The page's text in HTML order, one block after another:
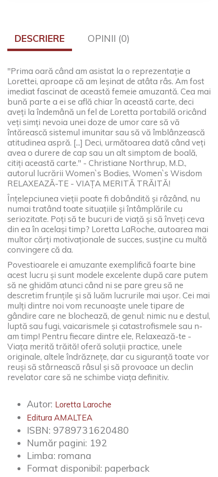
DESCRIERE OPINII (0)
"Prima oară când am asistat la o reprezentație a
Lorettei, aproape că am leșinat de atâta râs. Am fost
imediat fascinat de această femeie amuzantă. Cea mai
bună parte a ei se află chiar în această carte, deci
aveți la îndemână un fel de Loretta portabilă oricând
veți simți nevoia unei doze de umor care să vă
întărească sistemul imunitar sau să vă îmblânzească
atitudinea aspră. [...] Deci, următoarea dată când veți
avea o durere de cap sau un alt simptom de boală,
citiți această carte." - Christiane Northrup, M.D.,
autorul lucrării Women`s Bodies, Women`s Wisdom
RELAXEAZĂ-TE - VIAȚA MERITĂ TRĂITĂ!
Înțelepciunea vieții poate fi dobândită și râzând, nu
numai tratând toate situațiile și întâmplările cu
seriozitate. Poți să te bucuri de viață și să înveți ceva
din ea în același timp? Loretta LaRoche, autoarea mai
multor cărți motivaționale de succes, susține cu multă
convingere că da.
Povestioarele ei amuzante exemplifică foarte bine
acest lucru și sunt modele excelente după care putem
să ne ghidăm atunci când ni se pare greu să ne
descretim frunțile și să luăm lucrurile mai ușor. Cei mai
mulți dintre noi vom recunoaște unele tipare de
gândire care ne blochează, de genul: nimic nu e destul,
luptă sau fugi, vaicarismele și catastrofismele sau n-
am timp! Pentru fiecare dintre ele, Relaxează-te -
Viața merită trăită! oferă soluții practice, unele
originale, altele îndrăznețe, dar cu siguranță toate vor
reuși să stârnească râsul și să provoace un declin
revelator care să ne schimbe viața definitiv.
Autor: Loretta Laroche
Editura AMALTEA
ISBN: 9789731620480
Număr pagini: 192
Limba: romana
Format disponibil: paperback